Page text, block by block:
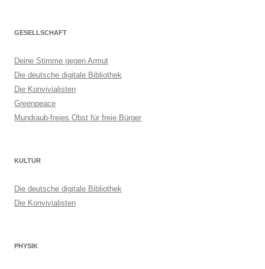
GESELLSCHAFT
Deine Stimme gegen Armut
Die deutsche digitale Bibliothek
Die Konvivialisten
Greenpeace
Mundraub-freies Obst für freie Bürger
KULTUR
Die deutsche digitale Bibliothek
Die Konvivialisten
PHYSIK